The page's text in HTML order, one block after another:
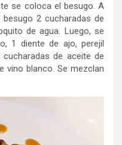
se coloca el besugo. A
2 cucharadas de
de agua. Luego, se
1 diente de ajo, perejil
de aceite de
vino blanco. Se mezclan